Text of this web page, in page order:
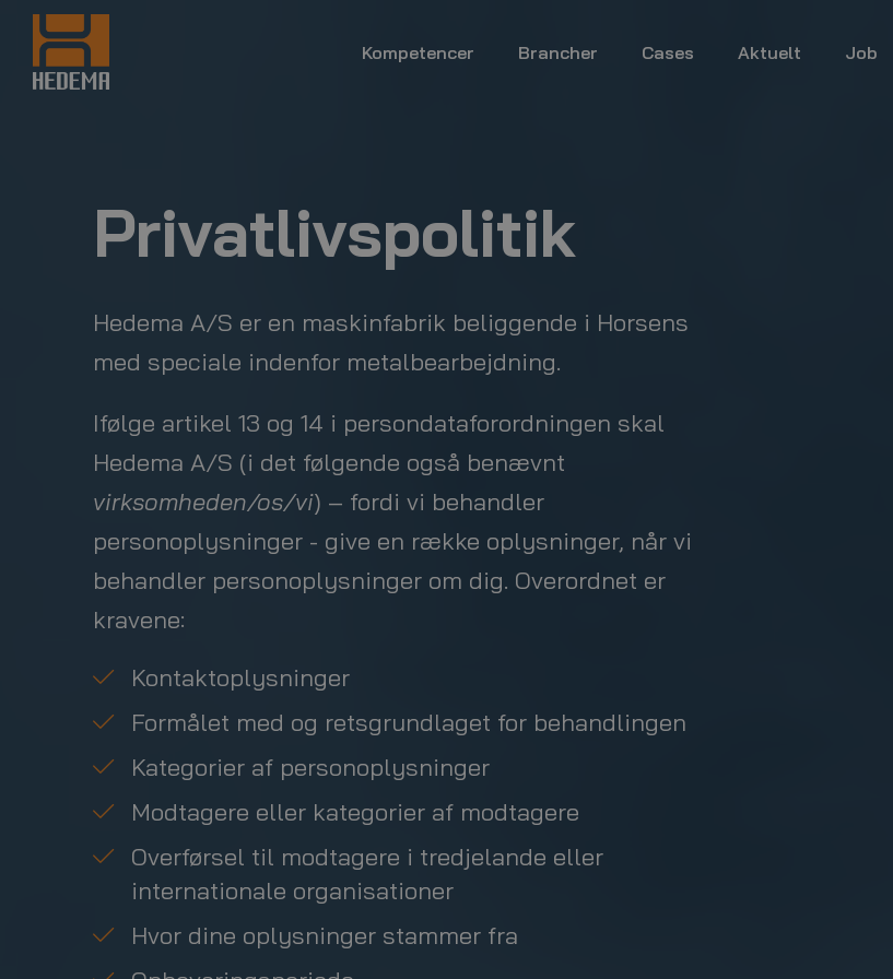
Kompetencer Brancher Cases Aktuelt Job
Privatlivspolitik
Hedema A/S er en maskinfabrik beliggende i Horsens
med speciale indenfor metalbearbejdning.
Ifølge artikel 13 og 14 i persondataforordningen skal
Hedema A/S (i det følgende også benævnt
virksomheden/os/vi) – fordi vi behandler
personoplysninger - give en række oplysninger, når vi
behandler personoplysninger om dig. Overordnet er
kravene:
Kontaktoplysninger
Formålet med og retsgrundlaget for behandlingen
Kategorier af personoplysninger
Modtagere eller kategorier af modtagere
Overførsel til modtagere i tredjelande eller
internationale organisationer
Hvor dine oplysninger stammer fra